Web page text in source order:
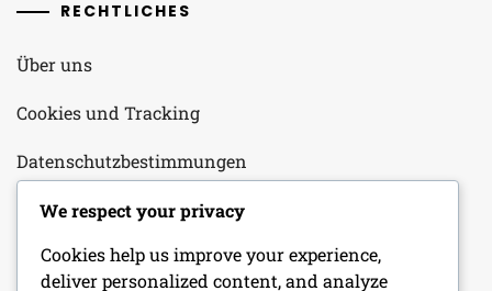
RECHTLICHES
Über uns
Cookies und Tracking
Datenschutzbestimmungen
Kontaktieren Sie uns
Allgemeine Geschäftsbedingungen
We respect your privacy
Cookies help us improve your experience,
deliver personalized content, and analyze